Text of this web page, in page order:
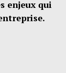
enjeux qui